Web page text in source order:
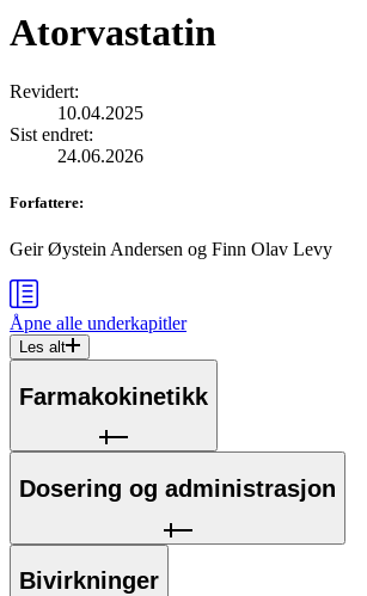
Atorvastatin
Revidert:
10.04.2025
Sist endret:
24.06.2026
Forfattere:
Geir Øystein Andersen og Finn Olav Levy
Åpne alle underkapitler
Les alt
Farmakokinetikk
Dosering og administrasjon
Bivirkninger